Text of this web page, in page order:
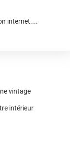
vintage
intérieur
internet....